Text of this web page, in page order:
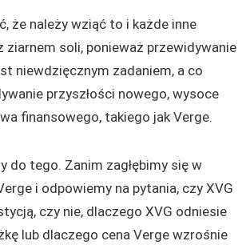
że należy wziąć to i każde inne
ziarnem soli, ponieważ przewidywanie
niewdzięcznym zadaniem, a co
przyszłości nowego, wysoce
finansowego, takiego jak Verge.
do tego. Zanim zagłębimy się w
i odpowiemy na pytania, czy XVG
czy nie, dlaczego XVG odniesie
lub dlaczego cena Verge wzrośnie